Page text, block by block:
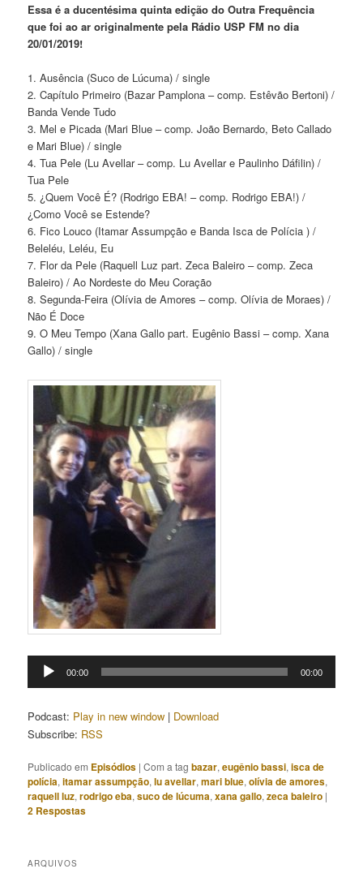
Essa é a ducentésima quinta edição do Outra Frequência
que foi ao ar originalmente pela Rádio USP FM no dia
20/01/2019!
1. Ausência (Suco de Lúcuma) / single
2. Capítulo Primeiro (Bazar Pamplona – comp. Estêvão Bertoni) /
Banda Vende Tudo
3. Mel e Picada (Mari Blue – comp. João Bernardo, Beto Callado
e Mari Blue) / single
4. Tua Pele (Lu Avellar – comp. Lu Avellar e Paulinho Dáfilin) /
Tua Pele
5. ¿Quem Você É? (Rodrigo EBA! – comp. Rodrigo EBA!) /
¿Como Você se Estende?
6. Fico Louco (Itamar Assumpção e Banda Isca de Polícia ) /
Beleléu, Leléu, Eu
7. Flor da Pele (Raquell Luz part. Zeca Baleiro – comp. Zeca
Baleiro) / Ao Nordeste do Meu Coração
8. Segunda-Feira (Olívia de Amores – comp. Olívia de Moraes) /
Não É Doce
9. O Meu Tempo (Xana Gallo part. Eugênio Bassi – comp. Xana
Gallo) / single
Tocador
00:00 00:00
Podcast: Play in new window | Download
Subscribe: RSS
Publicado em Episódios |Com a tagbazar,eugênio bassi,isca de
polícia,itamar assumpção,lu avellar,mari blue,olívia de amores,
raquell luz,rodrigo eba,suco de lúcuma,xana gallo,zeca baleiro |
2 Respostas
ARQUIVOS